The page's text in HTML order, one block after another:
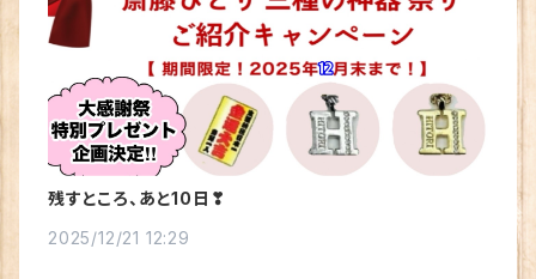
残すところ、あと10日❣
2025/12/21 12:29